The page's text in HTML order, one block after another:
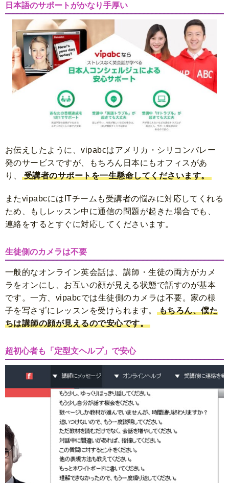
日本語のサポートがかなり手厚い
お伝えしたように、vipabcはアメリカ・シリコンバレー
発のサービスですが、もちろん日本にもオフィスがあ
り、
受講者のサポートを一生懸命してくださいます。
またvipabcには ITチーム も受講者の悩みに対応してくれる
ため、もしレッスン中に通信の問題が起きた場合でも、
連絡をするとすぐに対応してくださいます。
生徒側のカメラは不要
一般的なオンライン英会話は、講師・生徒の両方がカメ
ラをオンにし、お互いの顔が見える状態で話すのが基本
です。一方、vipabcでは生徒側のカメラは不要。家の様
子を写さずにレッスンを受けられます。
もちろん、僕た
ちは講師の顔が見えるので安心です。
超初心者も「定型文ヘルプ」で安心